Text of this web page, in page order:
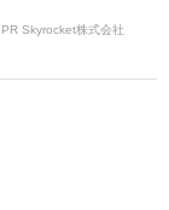
PR Skyrocket株式会社